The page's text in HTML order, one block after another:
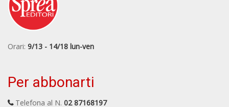
Orari: 9/13 - 14/18 lun-ven
Per abbonarti
Telefona al N. 02 87168197